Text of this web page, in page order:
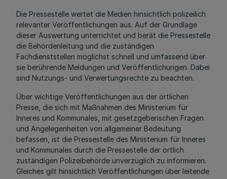
Die Pressestelle wertet die Medien hinsichtlich polizeilich
relevanter Veröffentlichungen aus. Auf der Grundlage
dieser Auswertung unterrichtet und berät die Pressestelle
die Behördenleitung und die zuständigen
Fachdienststellen möglichst schnell und umfassend über
sie berührende Meldungen und Veröffentlichungen. Dabei
sind Nutzungs- und Verwertungsrechte zu beachten.
Über wichtige Veröffentlichungen aus der örtlichen
Presse, die sich mit Maßnahmen des Ministerium für
Inneres und Kommunales, mit gesetzgeberischen Fragen
und Angelegenheiten von allgemeiner Bedeutung
befassen, ist die Pressestelle des Ministerium für Inneres
und Kommunales durch die Pressestelle der örtlich
zuständigen Polizeibehörde unverzüglich zu informieren.
Gleiches gilt hinsichtlich Veröffentlichungen über leitende